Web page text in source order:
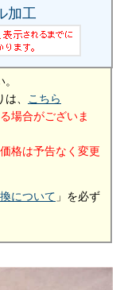
加工
、
こちら
場合がございま
格は予告なく変更
について 」を必ず